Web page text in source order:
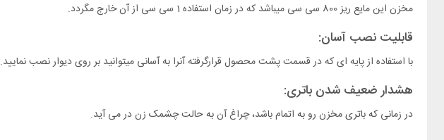
مخزن این مایع ریز 800 سی سی میباشد که در زمان استفاده 1 سی سی از آن خارج مگردد.
قابلیت نصب آسان:
با استفاده از پایه ای که در قسمت پشت محصول قرارگرفته آنرا به آسانی میتوانید بر روی دیوار نصب نمایید.
هشدار ضعیف شدن باتری:
در زمانی که باتری مخزن رو به اتمام باشد، چراغ آن به حالت چشمک زن در می آید.